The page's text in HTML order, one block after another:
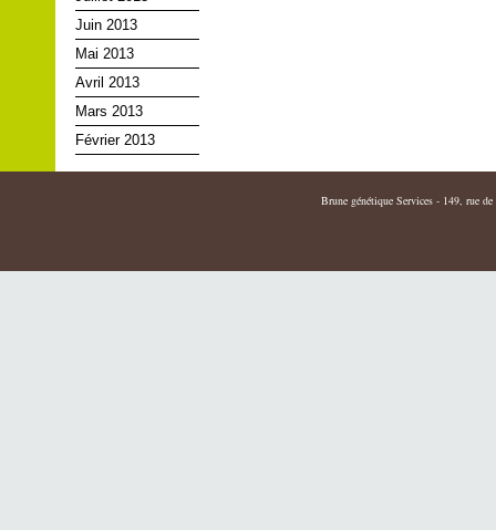
Juin 2013
Mai 2013
Avril 2013
Mars 2013
Février 2013
Brune génétique Services - 149, rue